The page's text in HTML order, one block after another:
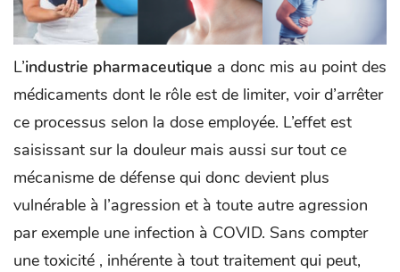
L’industrie pharmaceutique a donc mis au point des
médicaments dont le rôle est de limiter, voir d’arrêter
ce processus selon la dose employée. L’effet est
saisissant sur la douleur mais aussi sur tout ce
mécanisme de défense qui donc devient plus
vulnérable à l’agression et à toute autre agression
par exemple une infection à COVID. Sans compter
une toxicité , inhérente à tout traitement qui peut,